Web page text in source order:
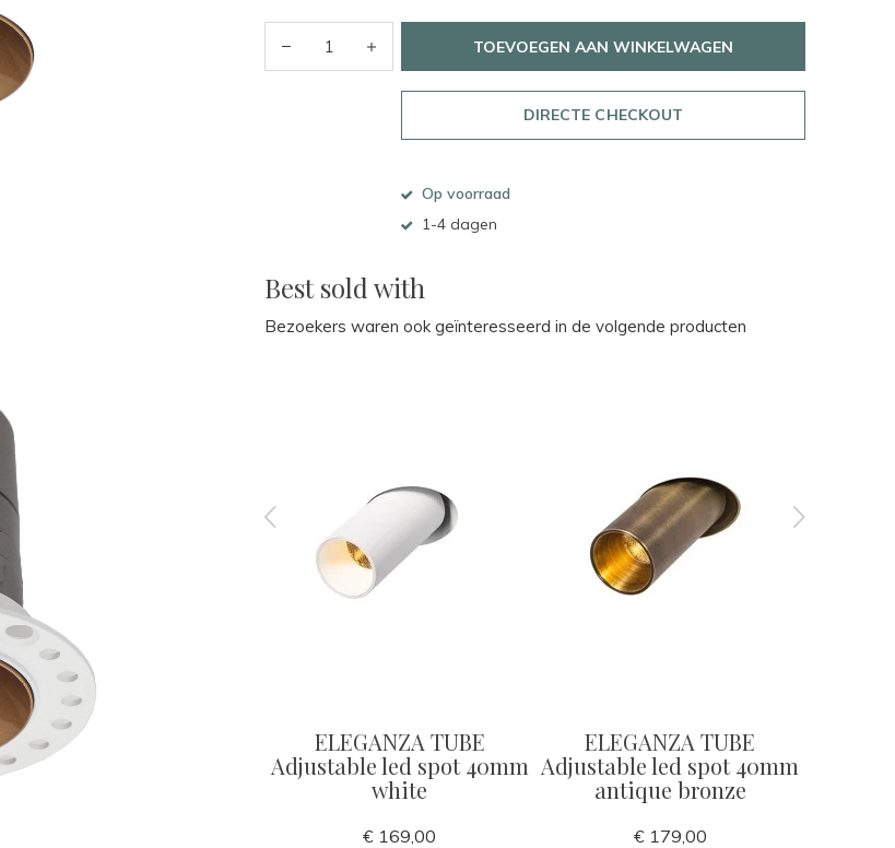
TOEVOEGEN AAN WINKELWAGEN
DIRECTE CHECKOUT
Op voorraad
1-4 dagen
Best sold with
Bezoekers waren ook geïnteresseerd in de volgende producten
ELEGANZA adjustable led
spot 60mm black
ELEGANZA TUBE
Adjustable led spot 40mm
white
€ 169,00
ELEGANZA TUBE
Adjustable led spot 40mm
antique bronze
€ 179,00